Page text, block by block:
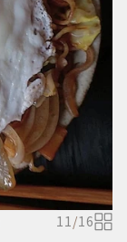
11/16